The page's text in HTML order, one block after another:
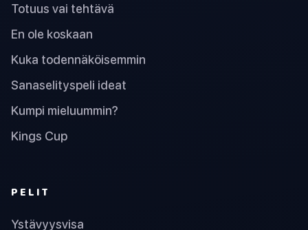
Totuus vai tehtävä
En ole koskaan
Kuka todennäköisemmin
Sanaselityspeli ideat
Kumpi mieluummin?
Kings Cup
PELIT
Ystävyysvisa